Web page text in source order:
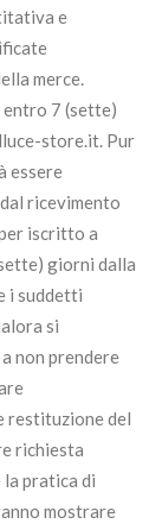
e
merce.
7 (sette)
store.it. Pur
essere
ricevimento
iscritto a
giorni dalla
i suddetti
si
non prendere
restituzione del
richiesta
la pratica di
mostrare